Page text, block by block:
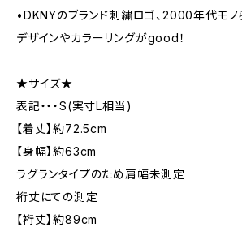
•DKNYのブランド刺繍ロゴ、2000年代モノ
デザインやカラーリングがgood！
★サイズ★
表記・・・S(実寸L相当)
【着丈】約72.5cm
【身幅】約63cm
ラグランタイプのため肩幅未測定
裄丈にての測定
【裄丈】約89cm